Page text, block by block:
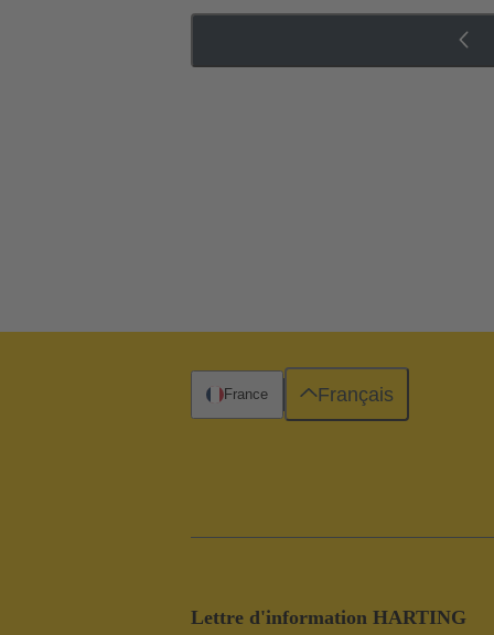
Lettre d'information HARTING
France Français